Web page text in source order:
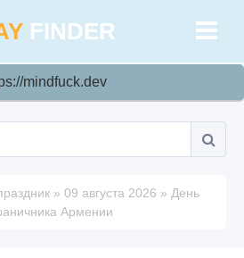
FINDER
mindfuck.dev
» 09 августа 2026 » День
Армении